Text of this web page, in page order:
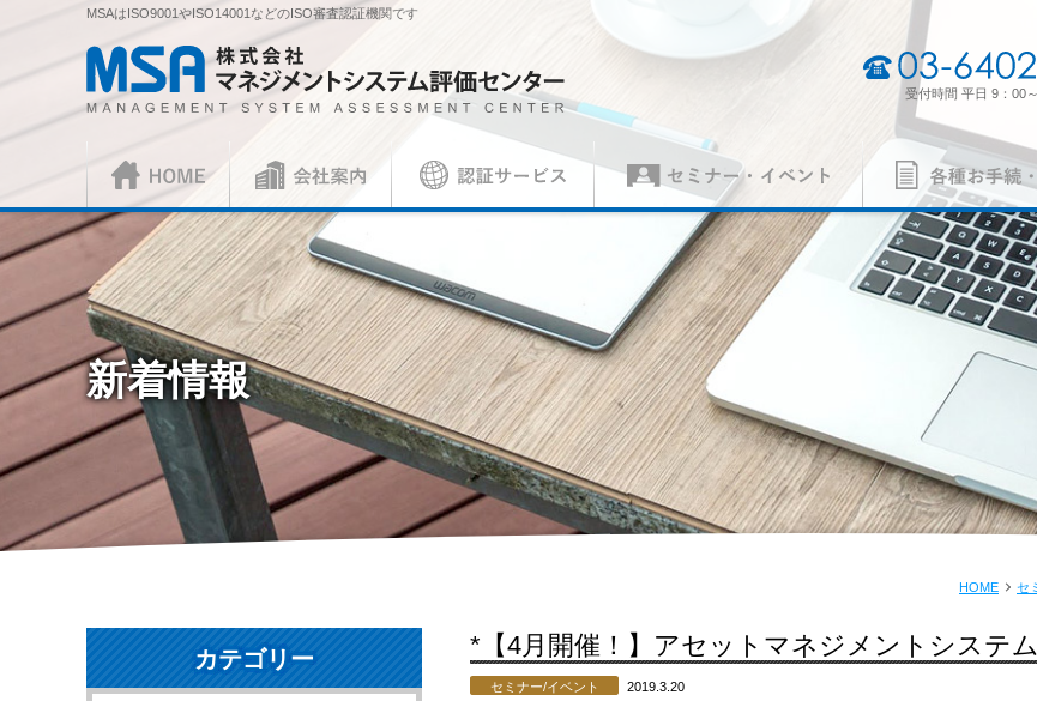
MSAはISO9001やISO14001などのISO審査認証機関です
株式会社 マネジメントシステム評価センター
03-6402-
受付時間 平日 9：00
HOME 会社案内
会社概要 社長挨拶 経営理念・経営方針 事業
認証サービス
ISO認証
ISO認証（マネジメントシステム）
／審査認証制度
ISO 9001（品質） ISO 14001 ISO
ISO 45001（労働安全衛生） ISO 27001
MSA
ISOとは？
JIS製品認証
JIS製品認証 JIS製品認証の手続き 認証リスト
セミナー・イベント 各種お手続・ご
各種お手続
資料請求 見積依頼書・各種申請書 異議申立て・苦情
各種ご案内
複合審査のご案内 認証移転のご案内 パンフレット
正社員 ISO審査員（契約審査員） 製品認証審査員（契約審査員）
新着情報
HOME セ
*【4月開催！】アセットマネジメントシステ
セミナー/イベント 2019.3.20
カテゴリー